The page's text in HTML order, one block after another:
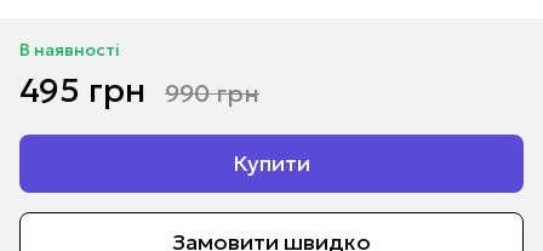
В наявності
495 грн 990 грн
Купити
Замовити швидко